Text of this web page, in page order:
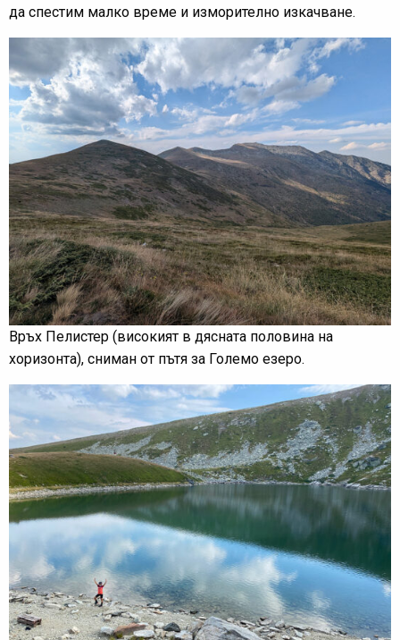
да спестим малко време и изморително изкачване.
Връх Пелистер (високият в дясната половина на
хоризонта), сниман от пътя за Големо езеро.